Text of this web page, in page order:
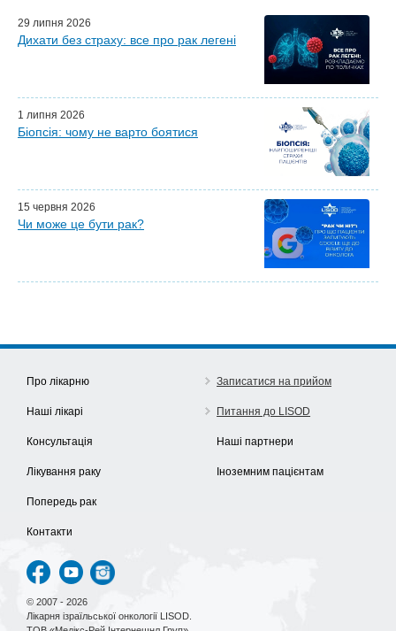
Персональний гід
Майстер-класи для лікарів
Партнери LISOD
29 липня 2026
Дихати без страху: все про рак легені
1 липня 2026
Біопсія: чому не варто боятися
15 червня 2026
Чи може це бути рак?
Про лікарню
Наші лікарі
Консультація
Лікування раку
Попередь рак
Контакти
Записатися на прийом
Питання до LISOD
Наші партнери
Іноземним пацієнтам
© 2007 - 2026
Лікарня ізраїльської онкології LISOD.